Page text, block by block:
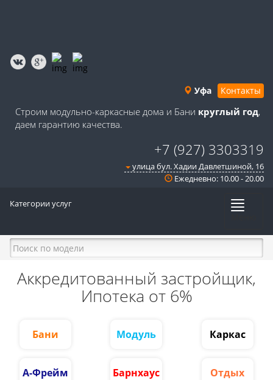
Уфа Контакты
Строим модульно-каркасные дома и Бани круглый год,
даем гарантию качества.
+7 (927) 3303319
улица бул. Хадии Давлетшиной, 16
Ежедневно: 10.00 - 20.00
Категории услуг
Аккредитованный застройщик,
Ипотека от 6%
Бани Модуль Каркас
А-Фрейм Барнхаус Отдых